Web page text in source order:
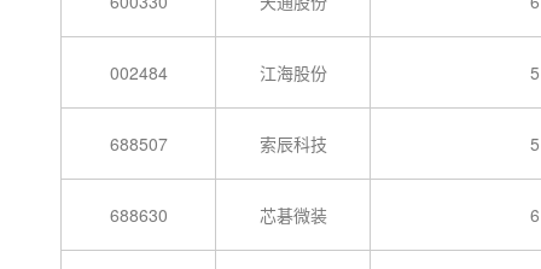
002484 江海股份 5
688507 索辰科技 5
688630 芯碁微装 6